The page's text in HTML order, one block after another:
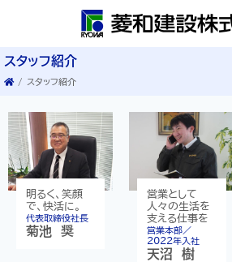
スタッフ紹介
/ スタッフ紹介
明るく、笑顔
で、快活に。
代表取締役社長
菊池 奨
営業として
人々の生活を
支える仕事を
営業本部／
2022年入社
天沼 樹